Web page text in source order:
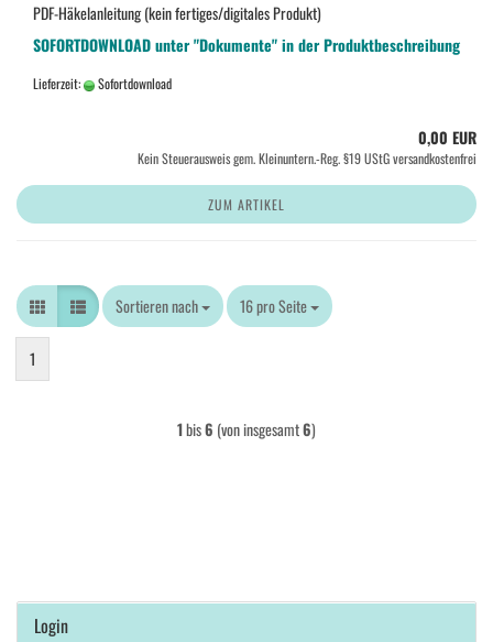
PDF-Häkelanleitung (kein fertiges/digitales Produkt)
SOFORTDOWNLOAD unter "Dokumente" in der Produktbeschreibung
Lieferzeit: Sofortdownload
0,00 EUR
Kein Steuerausweis gem. Kleinuntern.-Reg. §19 UStG versandkostenfrei
ZUM ARTIKEL
Sortieren nach
Sortieren nach 16 pro Seite
pro Seite
1
1bis6 (von insgesamt6)
Login